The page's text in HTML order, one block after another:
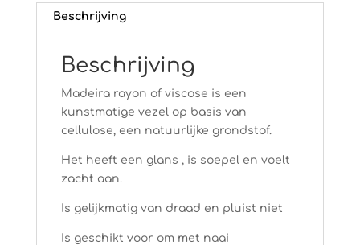
Beschrijving
Beschrijving
Madeira rayon of viscose is een
kunstmatige vezel op basis van
cellulose, een natuurlijke grondstof.
Het heeft een glans , is soepel en voelt
zacht aan.
Is gelijkmatig van draad en pluist niet
Is geschikt voor om met naai